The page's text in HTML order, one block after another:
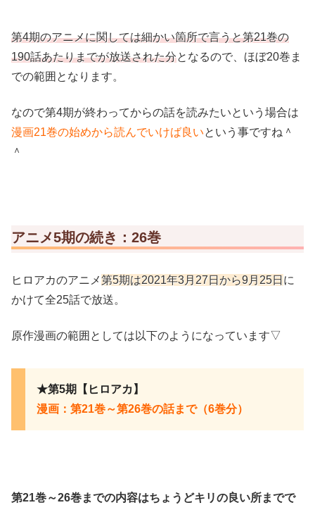
第4期のアニメに関しては細かい箇所で言うと第21巻の
190話あたりまでが放送された分となるので、ほぼ20巻ま
での範囲となります。
なので第4期が終わってからの話を読みたいという場合は
漫画21巻の始めから読んでいけば良いという事ですね＾
＾
アニメ5期の続き：26巻
ヒロアカのアニメ第5期は2021年3月27日から9月25日に
かけて全25話で放送。
原作漫画の範囲としては以下のようになっています▽
★第5期【ヒロアカ】
漫画：第21巻～第26巻の話まで（6巻分）
第21巻～26巻までの内容はちょうどキリの良い所までで